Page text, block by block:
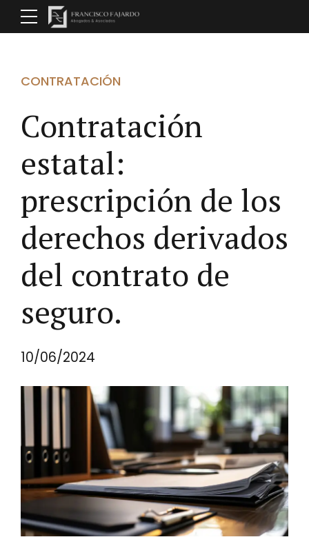
CONTRATACIÓN
Contratación
estatal:
prescripción de los
derechos derivados
del contrato de
seguro.
10/06/2024